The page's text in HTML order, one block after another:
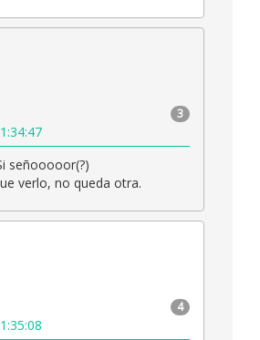
3
señooooor(?)
verlo, no queda otra.
4